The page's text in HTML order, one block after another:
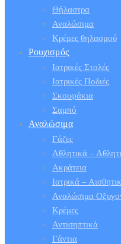
Θήλαστρα
Αναλώσιμα
Κρέμες θηλασμού
Ρουχισμός
Ιατρικές Στολές
Ιατρικές Ποδιές
Σκουφάκια
Σαμπό
Αναλώσιμα
Γάζες
Αθλητικά –
Ακράτεια
Ιατρικά –
Αναλώσιμα
Κρέμες
Αντισηπτικά
Γάντια